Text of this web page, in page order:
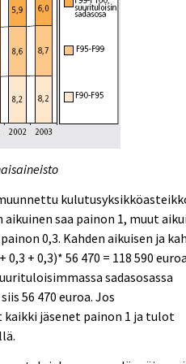
saa painon 1, muut
0,3. Kahden aikuisen ja
+ 0,3)* 56 470 = 118 590
sadasosassa
56 470 euroa. Jos
jäsenet painon 1 ja tulot